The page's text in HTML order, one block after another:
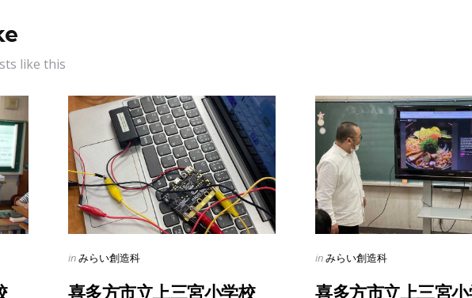
like this
Categories
Posted
in みらい創造科
喜多方市立上三宮小学校
Categories
Posted
inみらい創造科
喜多方市立上三宮